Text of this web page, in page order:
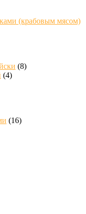
(крабовым мясом)
(8)
(4)
(16)